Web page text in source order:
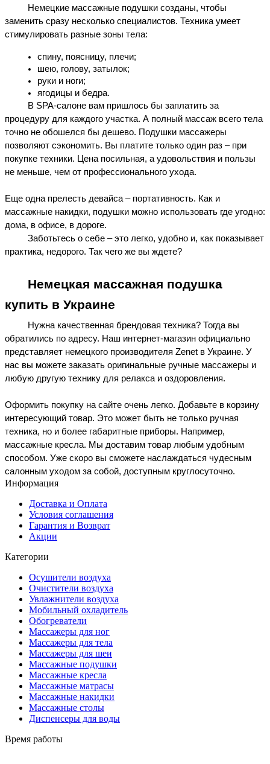
Немецкие массажные подушки созданы, чтобы
заменить сразу несколько специалистов. Техника умеет
стимулировать разные зоны тела:
спину, поясницу, плечи;
шею, голову, затылок;
руки и ноги;
ягодицы и бедра.
В SPA-салоне вам пришлось бы заплатить за
процедуру для каждого участка. А полный массаж всего тела
точно не обошелся бы дешево. Подушки массажеры
позволяют сэкономить. Вы платите только один раз – при
покупке техники. Цена посильная, а удовольствия и пользы
не меньше, чем от профессионального ухода.
Еще одна прелесть девайса – портативность. Как и
массажные накидки, подушки можно использовать где угодно:
дома, в офисе, в дороге.
Заботьтесь о себе – это легко, удобно и, как показывает
практика, недорого. Так чего же вы ждете?
Немецкая массажная подушка
купить в Украине
Нужна качественная брендовая техника? Тогда вы
обратились по адресу. Наш интернет-магазин официально
представляет немецкого производителя Zenet в Украине. У
нас вы можете заказать оригинальные ручные массажеры и
любую другую технику для релакса и оздоровления.
Оформить покупку на сайте очень легко. Добавьте в корзину
интересующий товар. Это может быть не только ручная
техника, но и более габаритные приборы. Например,
массажные кресла. Мы доставим товар любым удобным
способом. Уже скоро вы сможете наслаждаться чудесным
салонным уходом за собой, доступным круглосуточно.
Информация
Доставка и Оплата
Условия соглашения
Гарантия и Возврат
Акции
Категории
Осушители воздуха
Очистители воздуха
Увлажнители воздуха
Мобильный охладитель
Обогреватели
Массажеры для ног
Массажеры для тела
Массажеры для шеи
Массажные подушки
Массажные кресла
Массажные матрасы
Массажные накидки
Массажные столы
Диспенсеры для воды
Время работы